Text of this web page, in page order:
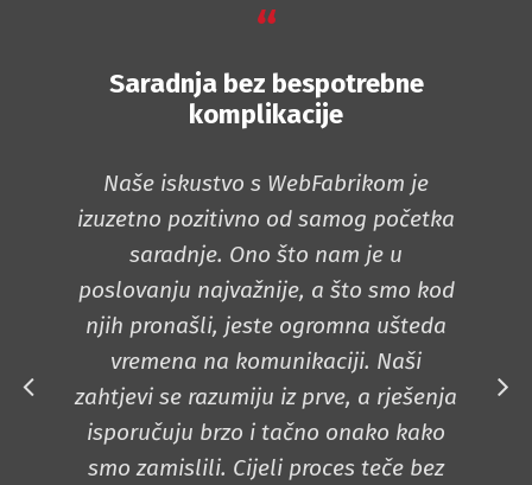
“
Saradnja bez bespotrebne
komplikacije
Naše iskustvo s WebFabrikom je
izuzetno pozitivno od samog početka
saradnje. Ono što nam je u
poslovanju najvažnije, a što smo kod
njih pronašli, jeste ogromna ušteda
vremena na komunikaciji. Naši
zahtjevi se razumiju iz prve, a rješenja
isporučuju brzo i tačno onako kako
smo zamislili. Cijeli proces teče bez